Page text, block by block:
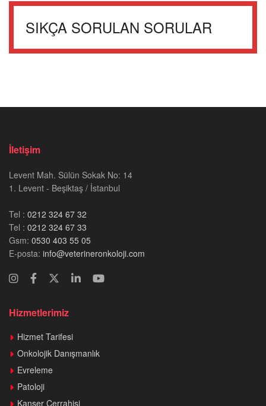
SIKÇA SORULAN SORULAR
İletişim
Levent Mah. Sülün Sokak No: 14
1. Levent - Beşiktaş / İstanbul
Tel : 0212 324 67 32
Tel : 0212 324 67 33
Gsm: 0530 403 55 05
E-posta: info@veterineronkoloji.com
Hizmetlerimiz
Hizmet Tarifesi
Onkolojik Danışmanlık
Evreleme
Patoloji
Kanser Cerrahisi